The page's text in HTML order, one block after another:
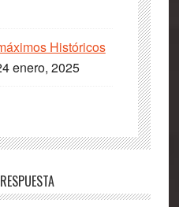
Históricos
enero, 2025